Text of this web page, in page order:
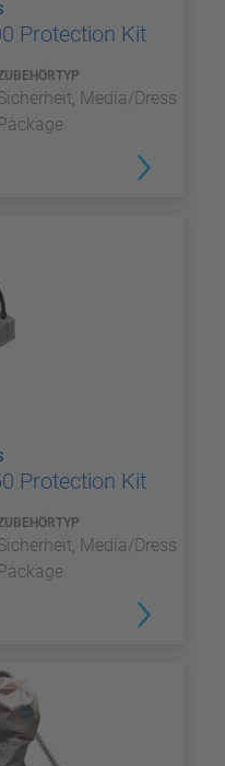
Protection Kit
Media/Dress
Protection Kit
Media/Dress